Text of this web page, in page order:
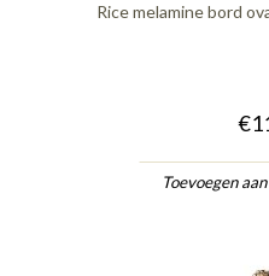
Rice melamine bord
Toevoegen